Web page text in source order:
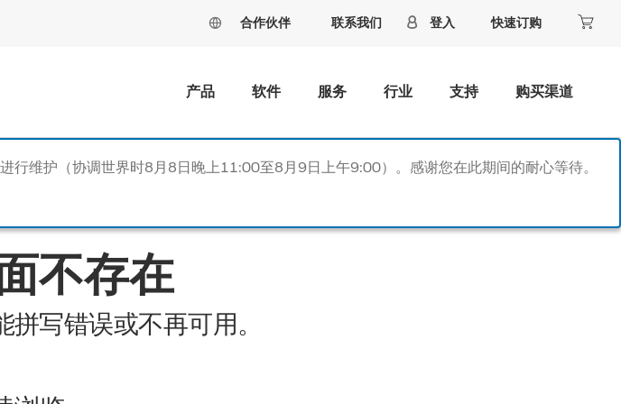
合作伙伴 联系我们 登入 快速订购
产品 软件 服务 行业 支持 购买渠道
维护（协调世界时8月8日晚上11:00至8月9日上午9:00）。感谢您在此期间的耐心等待。
不存在
写错误或不再可用。